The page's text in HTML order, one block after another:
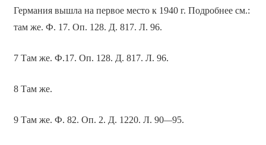
Германия вышла на первое место к 1940 г. Подробнее см.:
там же. Ф. 17. Оп. 128. Д. 817. Л. 96.
7 Там же. Ф.17. Оп. 128. Д. 817. Л. 96.
8 Там же.
9 Там же. Ф. 82. Оп. 2. Д. 1220. Л. 90—95.